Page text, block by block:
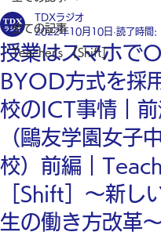
全ての記事
Teacher’s ［Shift］
授業はスマホで
BYOD方式を採
校のICT事情｜
（鷗友学園女子
校）前編｜
［Shift］〜新し
生の働き方改革
TDXラジオ
2022年10月10日 読了時間: